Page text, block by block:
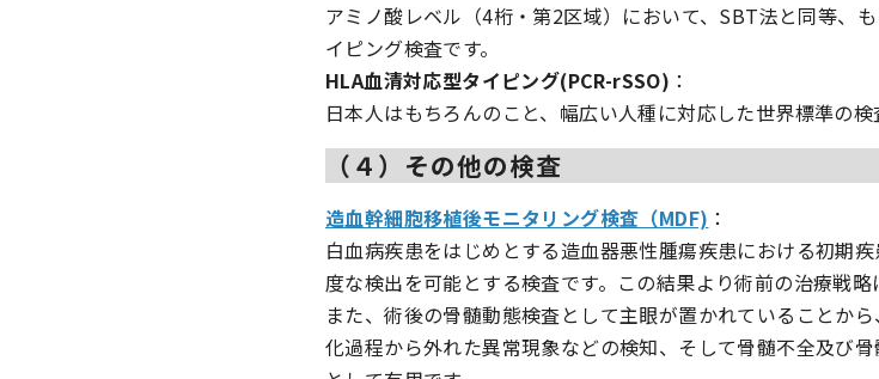
アミノ酸レベル（4桁・第2区域）において、SBT法と同等、
イピング検査です。
HLA血清対応型タイピング(PCR-rSSO) ：
日本人はもちろんのこと、幅広い人種に対応した世界標準の検
（４）その他の検査
造血幹細胞移植後モニタリング検査（MDF) ：
白血病疾患をはじめとする造血器悪性腫瘍疾患における初期
度な検出を可能とする検査です。この結果より術前の治療戦略
また、術後の骨髄動態検査として主眼が置かれていることか
化過程から外れた異常現象などの検知、そして骨髄不全及び